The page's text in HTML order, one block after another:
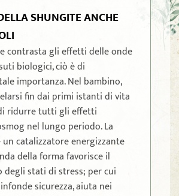
SHUNGITE ANCHE
contrasta gli effetti delle onde
biologici, ciò è di
importanza. Nel bambino,
fin dai primi istanti di vita
ridurre tutti gli effetti
nel lungo periodo. La
catalizzatore energizzante
della forma favorisce il
stati di stress; per cui
sicurezza, aiuta nei